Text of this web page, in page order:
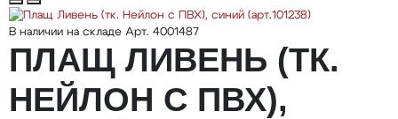
В наличии на складе Арт. 4001487
ПЛАЩ ЛИВЕНЬ (ТК.
НЕЙЛОН С ПВХ),